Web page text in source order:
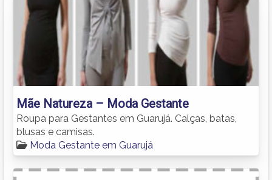
Mãe Natureza – Moda Gestante
Roupa para Gestantes em Guarujá. Calças, batas,
blusas e camisas.
Moda Gestante em Guarujá